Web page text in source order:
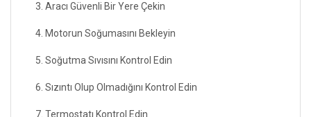
3. Aracı Güvenli Bir Yere Çekin
4. Motorun Soğumasını Bekleyin
5. Soğutma Sıvısını Kontrol Edin
6. Sızıntı Olup Olmadığını Kontrol Edin
7. Termostatı Kontrol Edin